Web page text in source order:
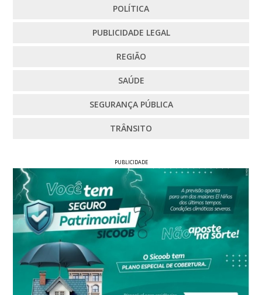
POLÍTICA
PUBLICIDADE LEGAL
REGIÃO
SAÚDE
SEGURANÇA PÚBLICA
TRÂNSITO
PUBLICIDADE